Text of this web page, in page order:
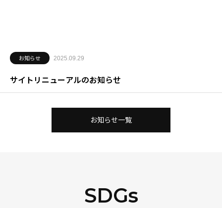
お知らせ 2025.09.29
サイトリニューアルのお知らせ
お知らせ一覧
SDGs